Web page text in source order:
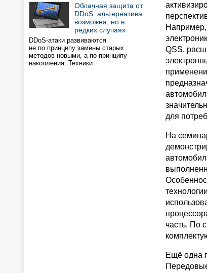
Облачная защита от
DDoS: альтернатива
возможна, но в
редких случаях
DDoS-атаки развиваются
не по принципу замены старых
методов новыми, а по принципу
накопления. Техники …
Например,
QSS,
для
На
часть. По
Ещё одна